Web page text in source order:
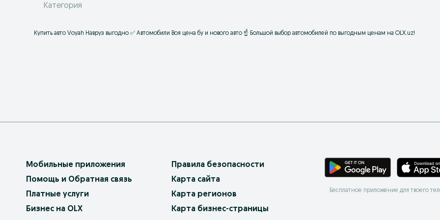
Категория
Купить авто Voyah Навруз выгодно ✅ Автомобили Воя цена бу и нового авто ☝ Большой выбор автомобилей по выгодным ценам на OLX.uz!
Мобильные приложения
Помощь и Обратная связь
Платные услуги
Бизнес на OLX
Правила безопасности
Карта сайта
Карта регионов
Карта бизнес-страницы
Бесплатное приложение для твоего